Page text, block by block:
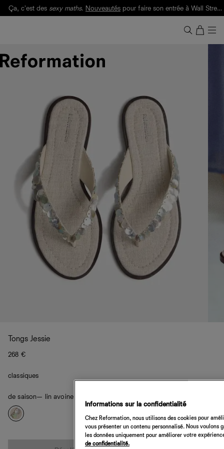
Ça, c'est des sexy maths. Nouveautés pour faire son entrée à Wall Street.
Tongs Jessie
268 €
classiques
de saison— lin avoine et nacre
Informations sur la confidentialité
Chez Reformation, nous utilisons des cookies pour
vous présenter un contenu personnalisé. Nous
les données uniquement pour améliorer votre
de confidentialité.